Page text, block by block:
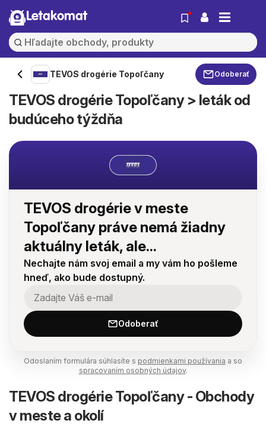
Letakomat
TEVOS drogérie Topoľčany Odoberať
TEVOS drogérie Topoľčany > leták od
budúceho týždňa
TEVOS drogérie v meste
Topoľčany práve nemá žiadny
aktuálny leták, ale...
Nechajte nám svoj email a my vám ho pošleme
hneď, ako bude dostupný.
Odoberať
Odoslaním formulára súhlasíte s podmienkami používania a so
spracovaním osobných údajov.
TEVOS drogérie Topoľčany - Obchody
v meste a okolí